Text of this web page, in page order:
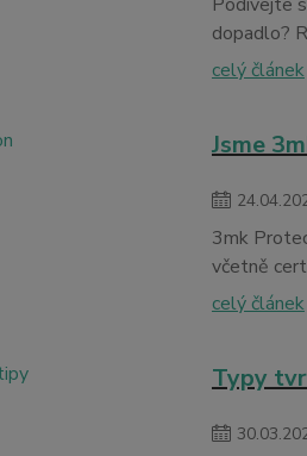
dopadlo?
celý článek
Jsme
24.04.
3mk
včetně
celý článek
Typy
30.03.